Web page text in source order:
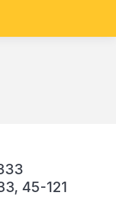
45-121